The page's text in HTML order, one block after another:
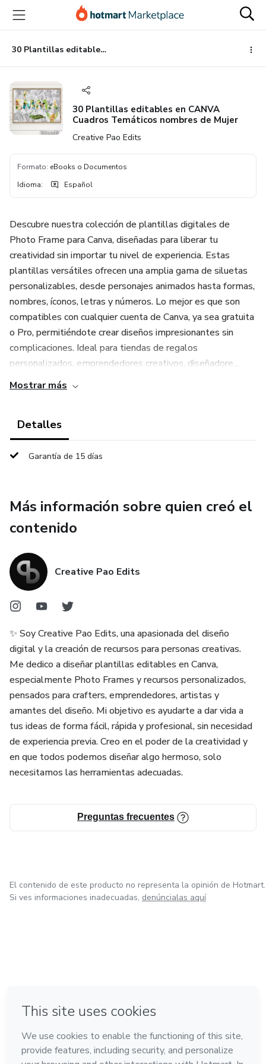
principal
página
de
página
30 Plantillas editables en CANVA Cuadros Temáticos nombres de Mujer
30 Plantillas editables en CANVA
Cuadros Temáticos nombres de Mujer
Creative Pao Edits
Formato: eBooks o Documentos
Idioma: Español
Descubre nuestra colección de plantillas digitales de
Photo Frame para Canva, diseñadas para liberar tu
creatividad sin importar tu nivel de experiencia. Estas
plantillas versátiles ofrecen una amplia gama de siluetas
personalizables, desde personajes animados hasta formas,
nombres, íconos, letras y números. Lo mejor es que son
compatibles con cualquier cuenta de Canva, ya sea gratuita
o Pro, permitiéndote crear diseños impresionantes sin
complicaciones. Ideal para tiendas de regalos
personalizados, emprendedores creativos, diseñadore...
Mostrar más
Detalles
Garantía de 15 días
Más información sobre quien creó el
contenido
Creative Pao Edits
✨ Soy Creative Pao Edits, una apasionada del diseño
digital y la creación de recursos para personas creativas.
Me dedico a diseñar plantillas editables en Canva,
especialmente Photo Frames y recursos personalizados,
pensados para crafters, emprendedores, artistas y
amantes del diseño. Mi objetivo es ayudarte a dar vida a
tus ideas de forma fácil, rápida y profesional, sin necesidad
de experiencia previa. Creo en el poder de la creatividad y
en que todos podemos diseñar algo hermoso, solo
necesitamos las herramientas adecuadas.
Preguntas frecuentes
El contenido de este producto no representa la opinión de Hotmart.
Si ves informaciones inadecuadas, denúncialas aquí
Hecho con❤ en Belo Horizonte